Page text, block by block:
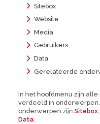
Sitebox
Website
Media
Gebruikers
Data
Gerelateerde
In het hoofdmenu zijn alle
verdeeld in
onderwerpen zijn Sitebox,
Data.